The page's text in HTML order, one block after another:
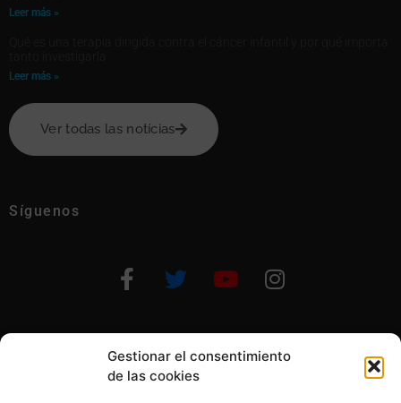
Gestionar el consentimiento
de las cookies
Leer más »
Leer más »
Ver todas las notícias
Síguenos
Otras formas de ayudar